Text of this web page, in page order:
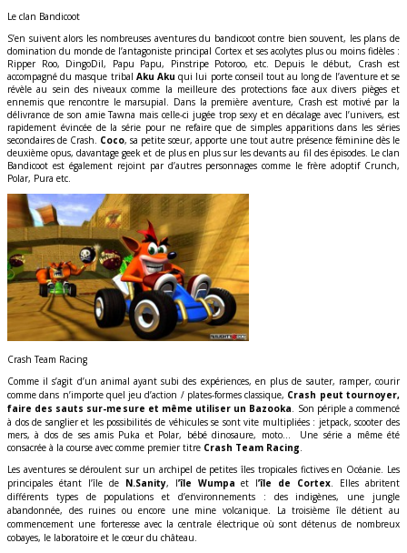
Le clan Bandicoot
S’en suivent alors les nombreuses aventures du bandicoot contre bien souvent, les plans de
domination du monde de l’antagoniste principal Cortex et ses acolytes plus ou moins fidèles :
Ripper Roo, DingoDil, Papu Papu, Pinstripe Potoroo, etc. Depuis le début, Crash est
accompagné du masque tribal Aku Aku qui lui porte conseil tout au long de l’aventure et se
révèle au sein des niveaux comme la meilleure des protections face aux divers pièges et
ennemis que rencontre le marsupial. Dans la première aventure, Crash est motivé par la
délivrance de son amie Tawna mais celle-ci jugée trop sexy et en décalage avec l’univers, est
rapidement évincée de la série pour ne refaire que de simples apparitions dans les séries
secondaires de Crash. Coco, sa petite sœur, apporte une tout autre présence féminine dès le
deuxième opus, davantage geek et de plus en plus sur les devants au fil des épisodes. Le clan
Bandicoot est également rejoint par d’autres personnages comme le frère adoptif Crunch,
Polar, Pura etc.
Crash Team Racing
Comme il s’agit d’un animal ayant subi des expériences, en plus de sauter, ramper, courir
comme dans n’importe quel jeu d’action / plates-formes classique, Crash peut tournoyer,
faire des sauts sur-mesure et même utiliser un Bazooka
Son périple a commencé
à dos de sanglier et les possibilités de véhicules se sont vite multipliées : jetpack, scooter des
mers, à dos de ses amis Puka et Polar, bébé dinosaure, moto… Une série a même été
consacrée à la course avec comme premier titre Crash Team Racing
Les aventures se déroulent sur un archipel de petites îles tropicales fictives en Océanie. Les
principales étant l’île de N.Sanity, l’île Wumpa et l’île de Cortex . Elles abritent
différents types de populations et d’environnements : des indigènes, une jungle
abandonnée, des ruines ou encore une mine volcanique. La troisième île détient au
commencement une forteresse avec la centrale électrique où sont détenus de nombreux
cobayes, le laboratoire et le cœurdu château.